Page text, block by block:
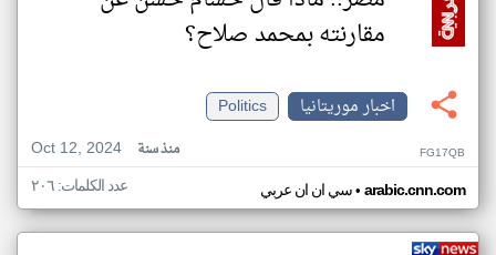
مقارنته بمحمد صلاح؟
اخبار موريتانيا
Politics
Oct 12, 2024
منذ سنة FG17QB
سي ان ان عربي• arabic.cnn.com عدد الكلمات: ٢٠٦